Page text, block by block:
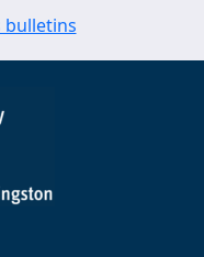
bulletins